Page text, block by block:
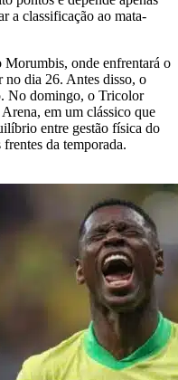
a classificação ao mata-
Morumbis, onde enfrentará o
dia 26. Antes disso, o
No domingo, o Tricolor
em um clássico que
entre gestão física do
da temporada.